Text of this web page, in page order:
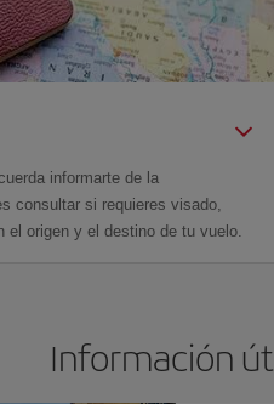
informarte de la
consultar si requieres visado,
el origen y el destino de tu vuelo.
Información